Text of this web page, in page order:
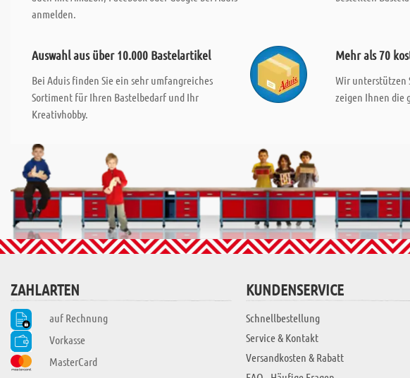
anmelden.
Auswahl aus über 10.000 Bastelartikel
Bei Aduis finden Sie ein sehr umfangreiches
Sortiment für Ihren Bastelbedarf und Ihr
Kreativhobby.
Mehr als 70
Wir unterstützen
zeigen Ihnen die
ZAHLARTEN
auf Rechnung
Vorkasse
MasterCard
KUNDENSERVICE
Schnellbestellung
Service & Kontakt
Versandkosten & Rabatt